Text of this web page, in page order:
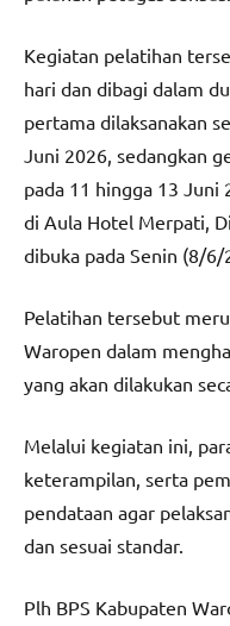
Kegiatan pelatihan
hari dan dibagi dalam
pertama dilaksanakan
Juni 2026, sedangkan
pada 11 hingga 13 Juni
di Aula Hotel Merpati,
dibuka pada Senin (8/6/
Pelatihan tersebut
Waropen dalam
yang akan dilakukan
Melalui kegiatan ini,
keterampilan, serta
pendataan agar
dan sesuai standar.
Plh BPS Kabupaten